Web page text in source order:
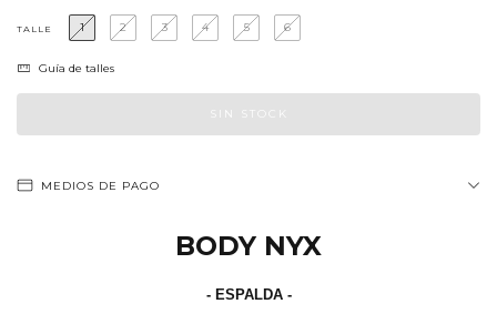
TALLE 1 2 3 4 5 6
Guía de talles
MEDIOS DE PAGO
BODY NYX
- ESPALDA -